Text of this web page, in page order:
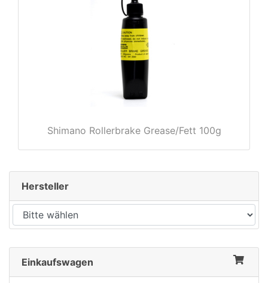
Shimano Rollerbrake Grease/Fett 100g
Hersteller
Einkaufswagen